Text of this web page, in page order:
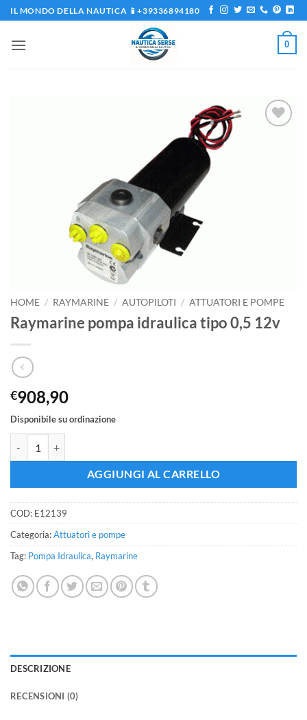
Salta
ai
contenuti
IL MONDO DELLA NAUTICA 📱+39336894180
0
HOME / RAYMARINE / AUTOPILOTI / ATTUATORI E POMPE
Raymarine pompa idraulica tipo 0,5 12v
€908,90
Disponibile su ordinazione
AGGIUNGI AL CARRELLO
COD: E12139
Categoria:Attuatori e pompe
Tag: Pompa Idraulica, Raymarine
DESCRIZIONE
RECENSIONI (0)